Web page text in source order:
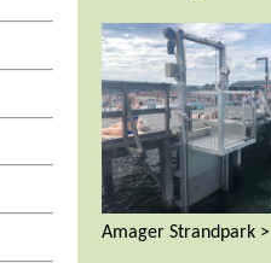
Amager Strandpark >